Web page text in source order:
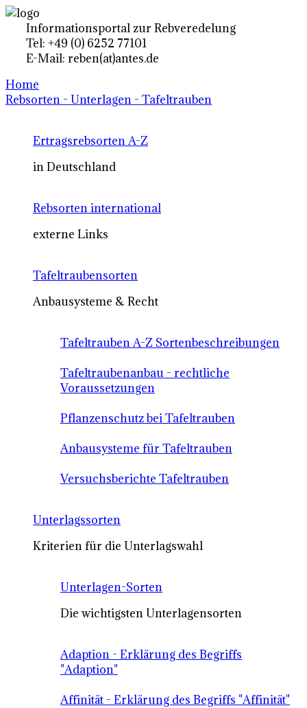
Informationsportal zur Rebveredelung
Tel: +49 (0) 6252 77101
E-Mail: reben(at)antes.de
Home
Rebsorten - Unterlagen - Tafeltrauben
Ertragsrebsorten A-Z
in Deutschland
Rebsorten international
externe Links
Tafeltraubensorten
Anbausysteme & Recht
Tafeltrauben A-Z Sortenbeschreibungen
Tafeltraubenanbau - rechtliche
Voraussetzungen
Pflanzenschutz bei Tafeltrauben
Anbausysteme für Tafeltrauben
Versuchsberichte Tafeltrauben
Unterlagssorten
Kriterien für die Unterlagswahl
Unterlagen-Sorten
Die wichtigsten Unterlagensorten
Adaption - Erklärung des Begriffs
"Adaption"
Affinität - Erklärung des Begriffs "Affinität"